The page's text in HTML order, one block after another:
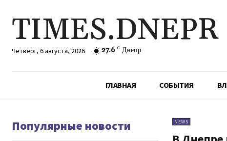
TIMES.DNEPR
Четверг, 6 августа, 2026 27.6 C Днепр
ГЛАВНАЯ СОБЫТИЯ
Популярные новости NEWS